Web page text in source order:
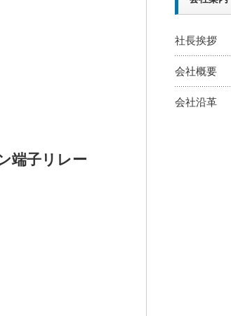
端子リレー
社長挨拶
会社概要
会社沿革